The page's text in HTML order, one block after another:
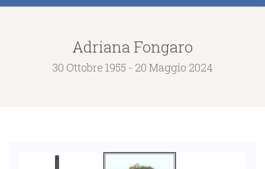
Adriana Fongaro
30 Ottobre 1955 - 20 Maggio 2024